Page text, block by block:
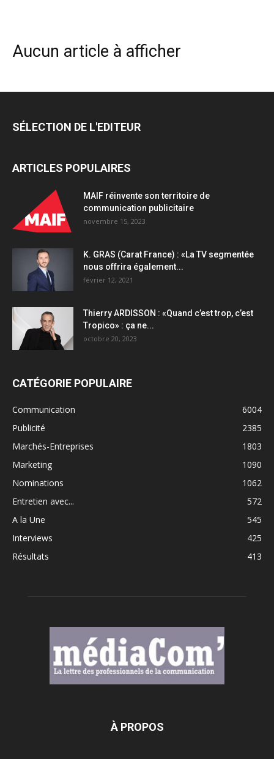
Aucun article à afficher
SÉLECTION DE L'EDITEUR
ARTICLES POPULAIRES
MAIF réinvente son territoire de
communication publicitaire
novembre 15, 2023
K. GRAS (Carat France) : «La TV segmentée
nous offrira également...
février 12, 2021
Thierry ARDISSON : «Quand c’est trop, c’est
Tropico» : ça ne...
octobre 20, 2023
CATÉGORIE POPULAIRE
Communication
6004
Publicité
2385
Marchés-Entreprises
1803
Marketing
1090
Nominations
1062
Entretien avec...
572
A la Une
545
Interviews
425
Résultats
413
À PROPOS